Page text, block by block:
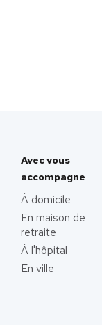
Avec vous
accompagne
À domicile
En maison de
retraite
À l'hôpital
En ville